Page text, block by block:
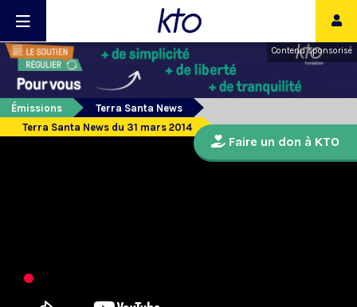
Contenu sponsorisé
Émissions
Terra Santa News
Terra Santa News du 31 mars 2014
Faire un don à KTO